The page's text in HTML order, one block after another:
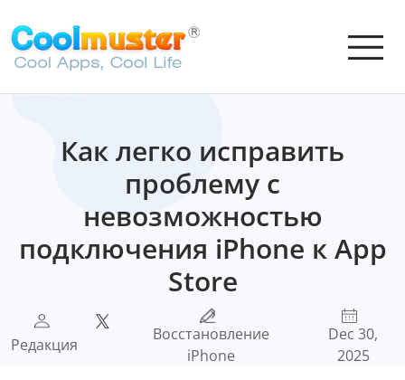
Как легко исправить
проблему с
невозможностью
подключения iPhone к App
Store
Редакция
Восстановление
iPhone
Dec 30,
2025